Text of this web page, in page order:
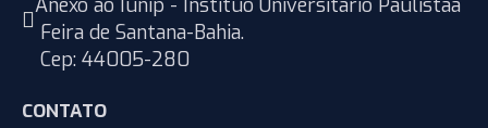
Anexo ao Iunip - Instituo Universitario Paulistaa
Feira de Santana-Bahia.
Cep: 44005-280
CONTATO